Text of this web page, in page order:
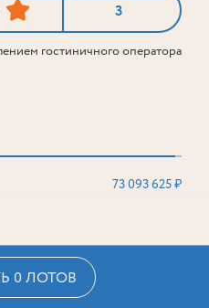
3
гостиничного оператора
73 093 625 ₽
0 ЛОТОВ